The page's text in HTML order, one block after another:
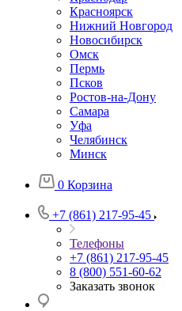
Красноярск
Нижний Новгород
Новосибирск
Омск
Пермь
Псков
Ростов-на-Дону
Самара
Уфа
Челябинск
Минск
0 Корзина
+7 (861) 217-95-45
Телефоны
+7 (861) 217-95-45
8 (800) 551-60-62
Заказать звонок